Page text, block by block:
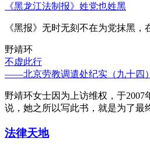
《黑龙江法制报》姓党也姓黑
《黑报》无时无刻不在为党抹黑
野靖环
不虚此行
——北京劳教调遣处纪实（九十四）
野靖环女士因为上访维权，于
说，她之所以写此书，就是为了最
法律天地